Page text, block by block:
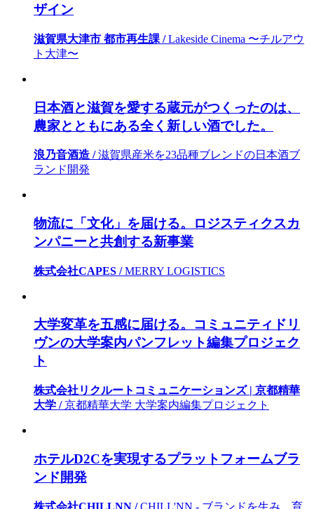
ザイン
滋賀県大津市 都市再生課 /Lakeside Cinema 〜チルアウ
ト大津〜
日本酒と滋賀を愛する蔵元がつくったのは、
農家とともにある全く新しい酒でした。
浪乃音酒造 /滋賀県産米を23品種ブレンドの日本酒ブ
ランド開発
物流に「文化」を届ける。ロジスティクスカ
ンパニーと共創する新事業
株式会社CAPES /MERRY LOGISTICS
大学変革を五感に届ける。コミュニティドリ
ヴンの大学案内パンフレット編集プロジェク
ト
株式会社リクルートコミュニケーションズ | 京都精華
大学 /京都精華大学 大学案内編集プロジェクト
ホテルD2Cを実現するプラットフォームブラ
ンド開発
株式会社CHILLNN /CHILL'NN - ブランドを生み、育